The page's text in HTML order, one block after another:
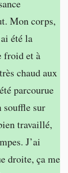
Mon corps,
été la
froid et à
chaud aux
parcourue
souffle sur
travaillé,
J’ai
droite, ça me